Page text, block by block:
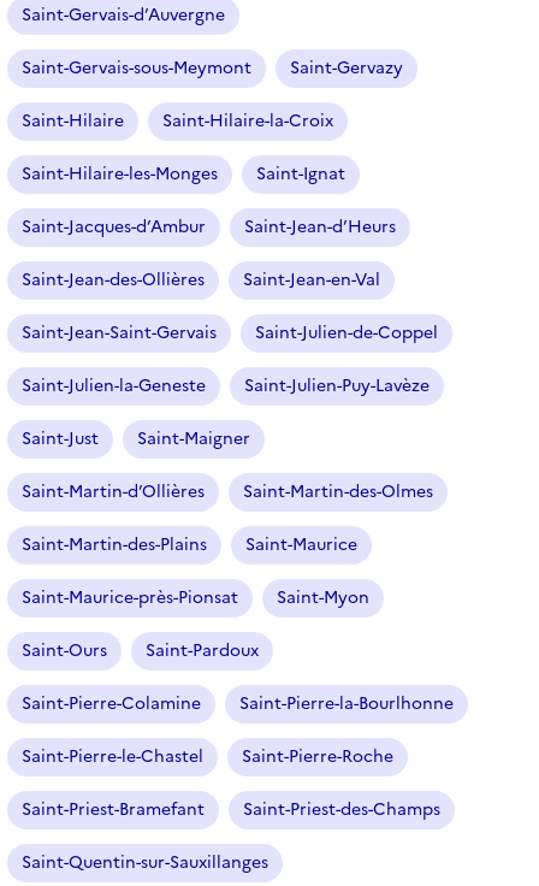
Saint-Gervais-d’Auvergne
Saint-Gervais-sous-Meymont Saint-Gervazy
Saint-Hilaire Saint-Hilaire-la-Croix
Saint-Hilaire-les-Monges Saint-Ignat
Saint-Jacques-d’Ambur Saint-Jean-d’Heurs
Saint-Jean-des-Ollières Saint-Jean-en-Val
Saint-Jean-Saint-Gervais Saint-Julien-de-Coppel
Saint-Julien-la-Geneste Saint-Julien-Puy-Lavèze
Saint-Just Saint-Maigner
Saint-Martin-d’Ollières Saint-Martin-des-Olmes
Saint-Martin-des-Plains Saint-Maurice
Saint-Maurice-près-Pionsat Saint-Myon
Saint-Ours Saint-Pardoux
Saint-Pierre-Colamine Saint-Pierre-la-Bourlhonne
Saint-Pierre-le-Chastel Saint-Pierre-Roche
Saint-Priest-Bramefant Saint-Priest-des-Champs
Saint-Quentin-sur-Sauxillanges